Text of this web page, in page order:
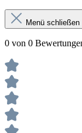
Menü schließen
0 von 0